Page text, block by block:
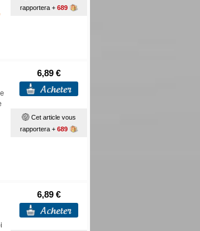
rapportera + 689
6,89 €
Cet article vous
rapportera + 689
6,89 €